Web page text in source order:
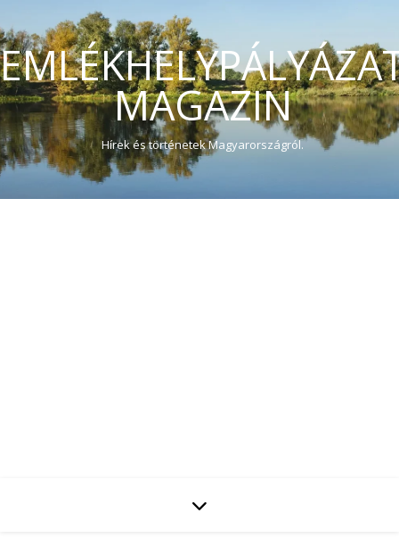
MAGAZIN
Hírek és történetek Magyarországról.